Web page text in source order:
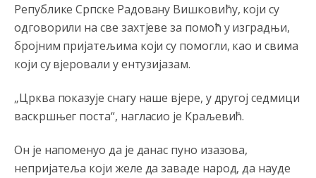
Републике Српске Радовану Вишковићу, који су
одговорили на све захтјеве за помоћ у изградњи,
бројним пријатељима који су помогли, као и свима
који су вјеровали у ентузијазам.
„Црква показује снагу наше вјере, у другој седмици
васкршњег поста“, нагласио је Краљевић.
Он је напоменуо да је данас пуно изазова,
непријатеља који желе да заваде народ, да науде
Анонимно2806773 8/6/2026 7:01
Косово више није у моди, Амери се селе у Иран.
Војска Србије се враћа на Косово и Метохију.
Promjeni dilera